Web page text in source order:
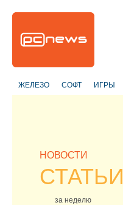
ЖЕЛЕЗО СОФТ ИГРЫ
НОВОСТИ
СТАТЬИ
за неделю